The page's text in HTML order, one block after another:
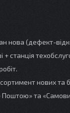
нова (дефект-
станція
нових та
та